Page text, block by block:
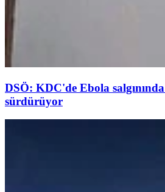
DSÖ: KDC'de Ebola
sürdürüyor